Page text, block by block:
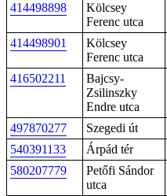
414498898
Kölcsey
Ferenc utca
414498901
Kölcsey
Ferenc utca
416502211
Bajcsy-
Zsilinszky
Endre utca
497870277 Szegedi út
540391133
Árpád tér
580207779
Petőfi Sándor
utca